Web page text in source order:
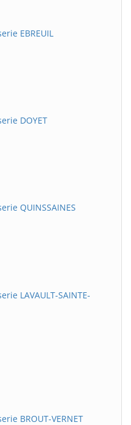
EBREUIL
DOYET
QUINSSAINES
LAVAULT-SAINTE-
BROUT-VERNET